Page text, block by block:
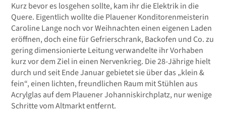
Kurz bevor es losgehen sollte, kam ihr die Elektrik in die
Quere. Eigentlich wollte die Plauener Konditorenmeisterin
Caroline Lange noch vor Weihnachten einen eigenen Laden
eröffnen, doch eine für Gefrierschrank, Backofen und Co. zu
gering dimensionierte Leitung verwandelte ihr Vorhaben
kurz vor dem Ziel in einen Nervenkrieg. Die 28-Jährige hielt
durch und seit Ende Januar gebietet sie über das „klein &
fein“, einen lichten, freundlichen Raum mit Stühlen aus
Acrylglas auf dem Plauener Johanniskirchplatz, nur wenige
Schritte vom Altmarkt entfernt.